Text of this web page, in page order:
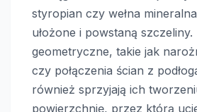
styropian czy wełna
ułożone i powstaną szczeliny.
geometryczne, takie jak
czy połączenia ścian z
również sprzyjają ich
powierzchnię, przez którą